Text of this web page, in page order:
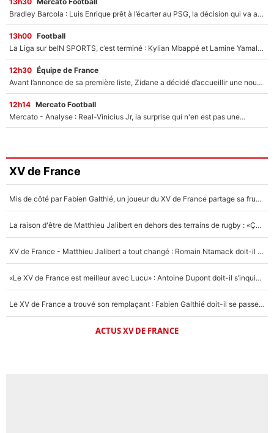
Bradley Barcola : Luis Enrique prêt à l’écarter au PSG, la décision qui va accélérer son transfert à Liverpool ?
13h00 Football
La Liga sur beIN SPORTS, c’est terminé : Kylian Mbappé et Lamine Yamal changent de chaîne, «le moment était venu d'ouvrir un nouveau chapitre»
12h30 Équipe de France
Avant l’annonce de sa première liste, Zidane a décidé d’accueillir une nouvelle tête en équipe de France
12h14 Mercato Football
Mercato - Analyse : Real-Vinicius Jr, la surprise qui n'en est pas une...
XV de France
Mis de côté par Fabien Galthié, un joueur du XV de France partage sa frustration : «ils ne me l’ont pas dit tout de suite»
La raison d'être de Matthieu Jalibert en dehors des terrains de rugby : «Ça m'atteint autant que si tu touches à un membre de ma famille»
XV de France - Matthieu Jalibert a tout changé : Romain Ntamack doit-il s’inquiéter pour sa place à un an de la Coupe du monde ?
«Le XV de France est meilleur avec Lucu» : Antoine Dupont doit-il s’inquiéter pour sa place ?
Le XV de France a trouvé son remplaçant : Fabien Galthié doit-il se passer d'Antoine Dupont ?
ACTUS XV DE FRANCE